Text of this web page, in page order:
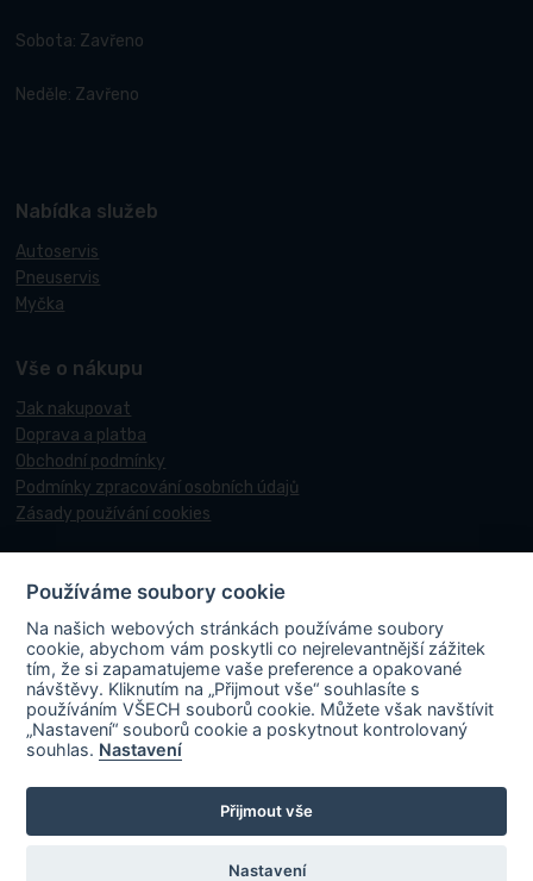
Sobota: Zavřeno
Neděle: Zavřeno
Nabídka služeb
Autoservis
Pneuservis
Myčka
Vše o nákupu
Jak nakupovat
Doprava a platba
Obchodní podmínky
Podmínky zpracování osobních údajů
Zásady používání cookies
© 2017-2026 Pneucentrum N&N.
Webové stránky realizovalMatosoft.
PNEUCENTRUM N & N s. r. o.
ve spolupráci s Ministerstvem průmyslu a
„FVE-PNEUCENTRUM NN-OLOMOUC“, rgč.
CZ.31.3.0/0.0/0.0/22_001/0006195. Projekt je spolufinancován
Evropskou unií. V rámci projektu byla na střechu místa podnikání
Používáme soubory cookie
Na našich webových stránkách používáme soubory
cookie, abychom vám poskytli co nejrelevantnější zážitek
tím, že si zapamatujeme vaše preference a opakované
návštěvy. Kliknutím na „Přijmout vše“ souhlasíte s
používáním VŠECH souborů cookie. Můžete však navštívit
„Nastavení“ souborů cookie a poskytnout kontrolovaný
souhlas. Nastavení
Přijmout vše
Nastavení